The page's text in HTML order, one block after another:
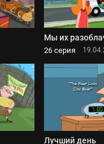
Мы их
26 серия
Лучший день